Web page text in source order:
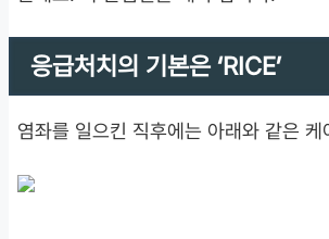
응급처치의 기본은 ‘RICE’
염좌를 일으킨 직후에는 아래와 같은